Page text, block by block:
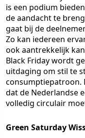
is een podium
de aandacht te
gaat bij de
Zo kan iedereen
ook aantrekkelijk
Black Friday wordt
uitdaging om stil te
consumptiepatroon.
dat de Nederlandse
volledig circulair
Green Saturday